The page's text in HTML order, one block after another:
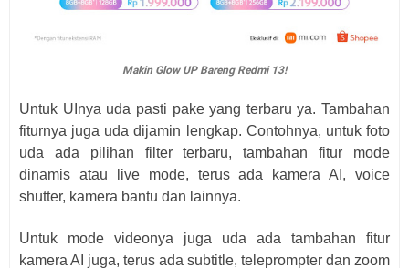
Makin Glow UP Bareng Redmi 13!
Untuk UInya uda pasti pake yang terbaru ya. Tambahan
fiturnya juga uda dijamin lengkap. Contohnya, untuk foto
uda ada pilihan filter terbaru, tambahan fitur mode
dinamis atau live mode, terus ada kamera AI, voice
shutter, kamera bantu dan lainnya.
Untuk mode videonya juga uda ada tambahan fitur
kamera AI juga, terus ada subtitle, teleprompter dan zoom